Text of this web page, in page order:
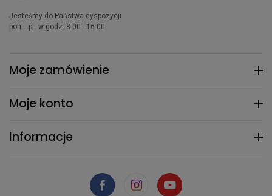
Moje zamówienie
Moje konto
Informacje
Jesteśmy do Państwa dyspozycji
pon. - pt. w godz. 8:00 - 16:00